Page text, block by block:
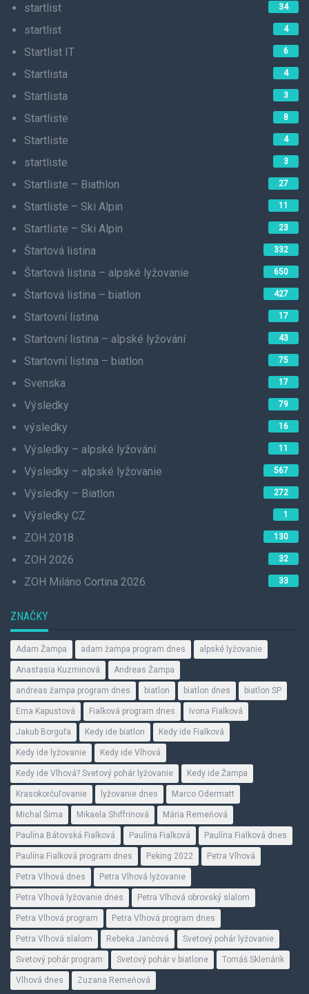
startlist 34
startlist 4
Startlist IT 6
Startlista 4
Startlista 3
Startliste 8
Startliste 4
startliste 3
Startliste – Biathlon 27
Startliste – Ski Alpin 11
Startliste – Ski Alpin 23
Štartová listina 332
Štartová listina – alpské lyžovanie 650
Štartová listina – biatlon 427
Startovní listina 17
Startovní listina – alpské lyžování 43
Startovní listina – biatlon 75
Svenska 17
Výsledky 79
výsledky 16
Výsledky – alpské lyžování 11
Výsledky – alpské lyžovanie 567
Výsledky – Biatlon 272
Výsledky CZ 1
ZOH 2018 130
ZOH 2026 32
ZOH Miláno Cortina 2026 33
ZNAČKY
Adam Žampa adam žampa program dnes alpské lyžovanie
Anastasia Kuzminová Andreas Žampa
andreas žampa program dnes biatlon biatlon dnes biatlon SP
Ema Kapustová Fialková program dnes Ivona Fialková
Jakub Borguľa Kedy ide biatlon Kedy ide Fialková
Kedy ide lyžovanie Kedy ide Vlhová
Kedy ide Vlhová? Svetový pohár lyžovanie Kedy ide Žampa
Krasokorčuľovanie lyžovanie dnes Marco Odermatt
Michal Šima Mikaela Shiffrinová Mária Remeňová
Paulína Bátovská Fialková Paulína Fialková Paulína Fialková dnes
Paulína Fialková program dnes Peking 2022 Petra Vlhová
Petra Vlhová dnes Petra Vlhová lyžovanie
Petra Vlhová lyžovanie dnes Petra Vlhová obrovský slalom
Petra Vlhová program Petra Vlhová program dnes
Petra Vlhová slalom Rebeka Jančová Svetový pohár lyžovanie
Svetový pohár program Svetový pohár v biatlone Tomáš Sklenárik
Vlhová dnes Zuzana Remeňová